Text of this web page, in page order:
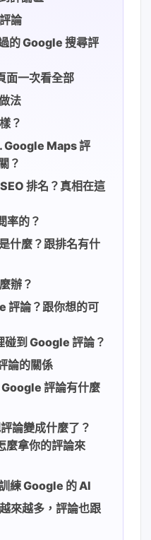
論
的 Google 搜尋評
面一次看全部
法
？
Google Maps 評
？
排名？真相在這
率的？
什麼？跟排名有什
辦？
評論？跟你想的可
碰到 Google 評論？
論的關係
評論有什麼
論變成什麼了？
拿你的評論來
練 Google 的 AI
來越多，評論也跟